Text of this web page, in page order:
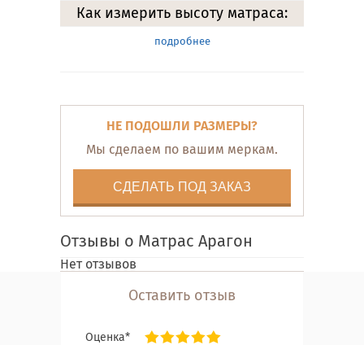
Как измерить высоту матраса:
подробнее
НЕ ПОДОШЛИ РАЗМЕРЫ?
Мы сделаем по вашим меркам.
СДЕЛАТЬ ПОД ЗАКАЗ
Отзывы о Матрас Арагон
Нет отзывов
Оставить отзыв
Оценка*